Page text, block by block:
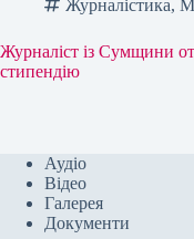
Журналістика,
Журналіст із Сумщини
стипендію
Аудіо
Відео
Галерея
Документи